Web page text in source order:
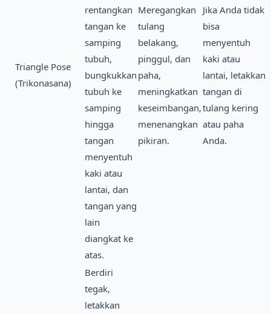
Triangle Pose
(Trikonasana)
rentangkan
tangan ke
samping
tubuh,
bungkukkan
tubuh ke
samping
hingga
tangan
menyentuh
kaki atau
lantai, dan
tangan yang
lain
diangkat ke
atas.
Meregangkan
tulang
belakang,
pinggul, dan
paha,
meningkatkan
keseimbangan,
menenangkan
pikiran.
Jika Anda tidak
bisa
menyentuh
kaki atau
lantai, letakkan
tangan di
tulang kering
atau paha
Anda.
Berdiri
tegak,
letakkan